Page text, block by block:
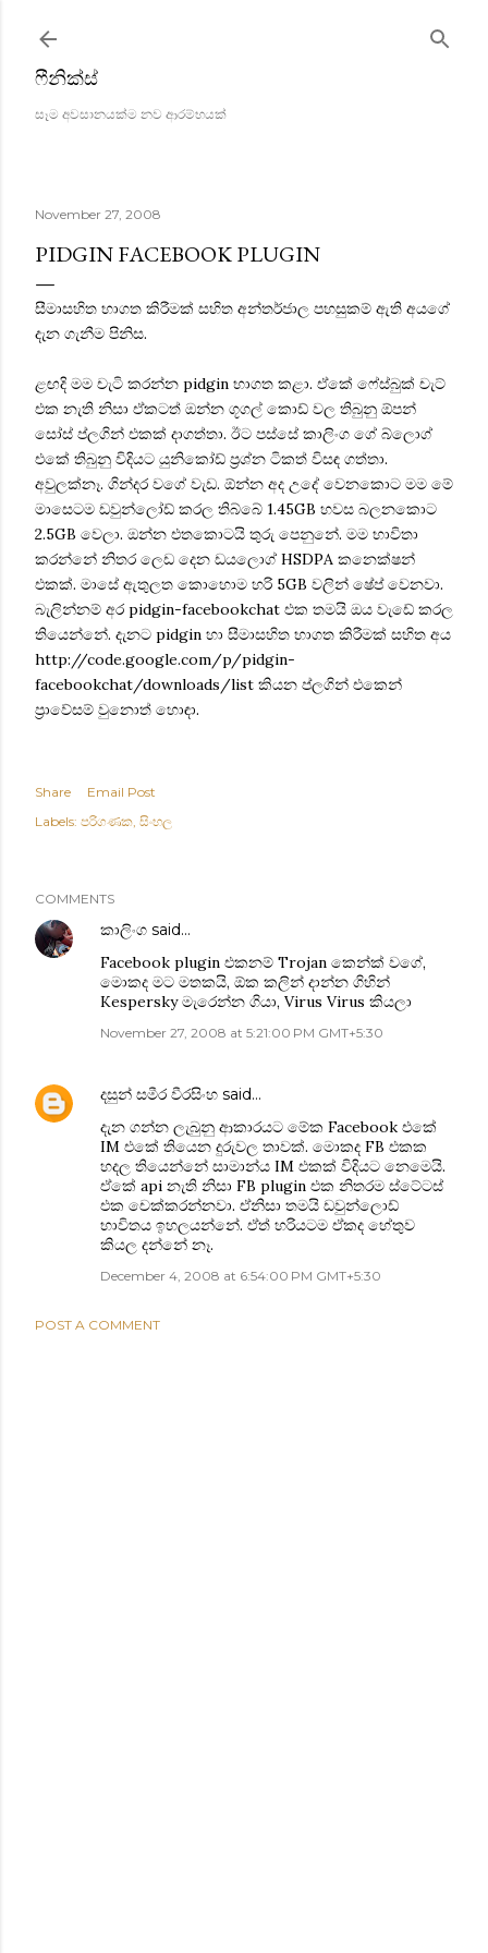
ෆීනික්ස්
සෑම අවසානයක්ම නව ආරම්භයක්
November 27, 2008
PIDGIN FACEBOOK PLUGIN
සීමාසහිත භාගත කිරීමක් සහිත අන්තර්ජාල පහසුකම් ඇති අයගේ
දැන ගැනීම පිනිස.
ළඟදි මම චැටි කරන්න pidgin භාගත කළා. ‍ඒකේ ෆේස්බුක් චැට්
එක නැති නිසා ඒකටත් ඔන්න ගූගල් කොඩ් වල තිබුනු ‍ඕපන්
සෝස් ප්ලගින් එකක් දාගත්තා. ඊට පස්සේ කාලිංග ගේ බ්ලොග්
එකේ තිබුනු විදියට යුනිකෝඩ් ප්‍රශ්න ටිකත් විසඳ ගත්තා.
අවුලක්නෑ. ගින්දර වගේ වැඩ. ඕන්න අද උදේ වෙනකොට මම මේ
මාසෙටම ඩවුන්ලෝඩ් කරල තිබ්බේ 1.45GB හවස බලනකොට
2.5GB වෙලා. ඔන්න එතකොටයි තුරු පෙනුනේ. මම භාවිතා
කරන්නේ නිතර ලෙඩ දෙන ඩයලොග් HSDPA කනෙක්ෂන්
එකක්. ‍මාසේ ඇතුලත කොහොම හරි 5GB වලින් ෂේප් වෙනවා.
බැලින්නම් අර pidgin-facebookchat එක තමයි ඔය වැඩේ කරල
තියෙන්නේ. දැනට pidgin හා සීමාසහිත භාගත කිරීමක් සහිත අය
http://code.google.com/p/pidgin-
facebookchat/downloads/list කියන ප්ලගින් එකෙන්
ප්‍රා‍වේසම් වුනොත් හොඳා.
Share
Email Post
Labels: ‍පරිගණක සිංහල
COMMENTS
කාලිංග said…
Facebook plugin එකනම් Trojan කෙන්ක් වගේ,
මොකද මට මතකයි, ඕක කලින් දාන්න ගිහින්
Kespersky මැරෙන්න ගියා, Virus Virus කියලා
November 27, 2008 at 5:21:00 PM GMT+5:30
දසුන් සමීර වීරසිංහ said…
දැන ගන්න ලැබුනු ආකාරයට මේක ‍Facebook එකේ
IM එකේ තියෙන දුරුවල තාවක්. මොකද FB එකක
හදල තියෙන්නේ සාමාන්ය IM එකක් විදියට නෙමෙයි.
ඒකේ api නැති නිසා ‍FB plugin එක නිතරම ස්ටේටස්
එක චෙක්කරන්නවා. ඒනිසා තමයි ඩවුන්ලොඩ්
භාවිතය ඉහලයන්නේ. ඒත් හරියටම ඒකද හේතුව
කියල දන්නේ නෑ.
December 4, 2008 at 6:54:00 PM GMT+5:30
POST A COMMENT